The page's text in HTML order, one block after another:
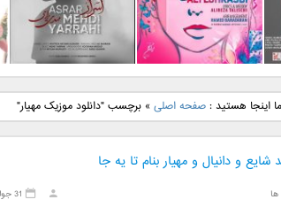
دانلود آهنگ جدید علی
لهراسبی بنام صورت
دانلود آهنگ جدید مهدی
یراحی بنام اسرار
اینجا هستید :صفحه اصلی »برچسب "دانلود موزیک مهیار"
و دانیال و مهیار بنام تا یه جا
31 جولای 2020